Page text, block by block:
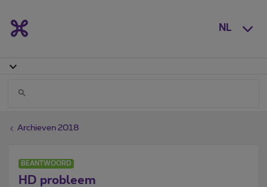
NL
Archieven 2018
BEANTWOORD
HD probleem